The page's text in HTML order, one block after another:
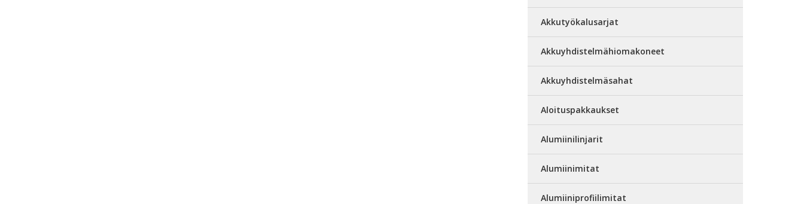
Akkutyökalusarjat
Akkuyhdistelmähiomakoneet
Akkuyhdistelmäsahat
Aloituspakkaukset
Alumiinilinjarit
Alumiinimitat
Alumiiniprofiilimitat